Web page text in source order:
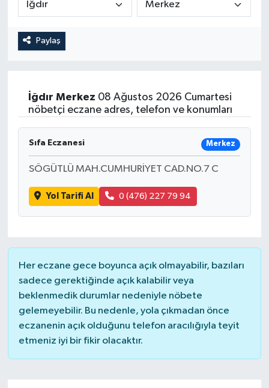
Paylaş
İğdır Merkez 08 Ağustos 2026 Cumartesi
nöbetçi eczane adres, telefon ve konumları
Sıfa Eczanesi Merkez
SÖGÜTLÜ MAH.CUMHURİYET CAD.NO.7 C
Yol Tarifi Al 0 (476) 227 79 94
Her eczane gece boyunca açık olmayabilir, bazıları
sadece gerektiğinde açık kalabilir veya
beklenmedik durumlar nedeniyle nöbete
gelemeyebilir. Bu nedenle, yola çıkmadan önce
eczanenin açık olduğunu telefon aracılığıyla teyit
etmeniz iyi bir fikir olacaktır.
Duyurular
Teknoloji
Akhisar Emlak
Ülke
Etiketler
Tarım-Gıda
Röportaj
Dünya
Yaşam
Kadın
Yerel Haber
Akhisar Emlak
Ülke
Etiketler